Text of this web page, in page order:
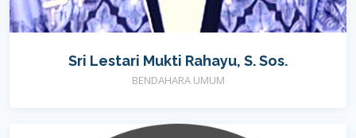
Sri Lestari Mukti Rahayu, S. Sos.
BENDAHARA UMUM